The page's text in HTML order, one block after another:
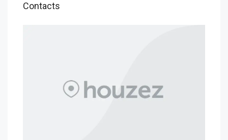
Contacts